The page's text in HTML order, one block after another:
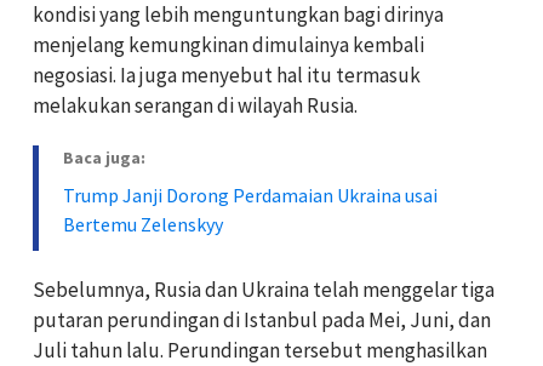
kondisi yang lebih menguntungkan bagi dirinya
menjelang kemungkinan dimulainya kembali
negosiasi. Ia juga menyebut hal itu termasuk
melakukan serangan di wilayah Rusia.
Baca juga:
Trump Janji Dorong Perdamaian Ukraina usai
Bertemu Zelenskyy
Sebelumnya, Rusia dan Ukraina telah menggelar tiga
putaran perundingan di Istanbul pada Mei, Juni, dan
Juli tahun lalu. Perundingan tersebut menghasilkan